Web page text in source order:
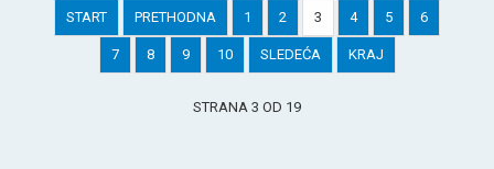
START PRETHODNA 1 2 3 4 5 6
7 8 9 10 SLEDEĆA KRAJ
STRANA 3 OD 19